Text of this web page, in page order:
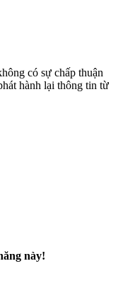
có sự chấp thuận
hành lại thông tin từ
này!